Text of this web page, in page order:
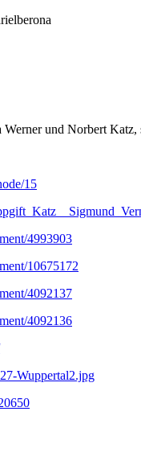
und Norbert
15
4993903
10675172
4092137
4092136
Wuppertal2.jpg